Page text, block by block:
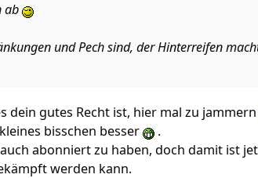
ab
und Pech sind, der Hinterreifen
dein gutes Recht ist, hier mal zu jammern
bisschen besser
.
abonniert zu haben, doch damit ist
werden kann.